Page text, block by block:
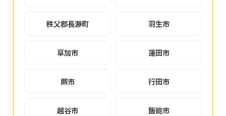
秩父郡長瀞町 羽生市
草加市 蓮田市
蕨市 行田市
越谷市 飯能市